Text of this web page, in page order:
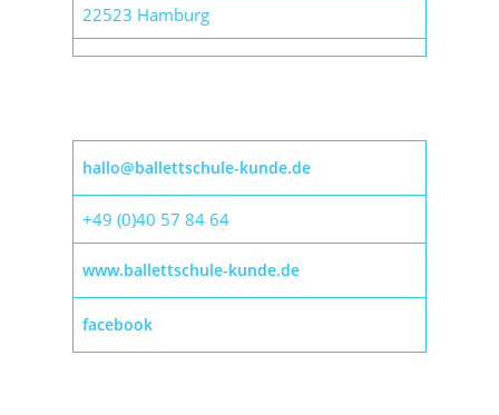
22523 Hamburg
hallo@ballettschule-kunde.de
+49 (0)40 57 84 64
www.ballettschule-kunde.de
facebook